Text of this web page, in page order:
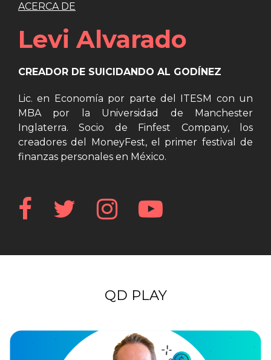
ACERCA DE
Levi Alvarado
CREADOR DE SUICIDANDO AL GODÍNEZ
Lic. en Economía por parte del ITESM con un
MBA por la Universidad de Manchester
Inglaterra. Socio de Finfest Company, los
creadores del MoneyFest, el primer festival de
finanzas personales en México.
QD PLAY